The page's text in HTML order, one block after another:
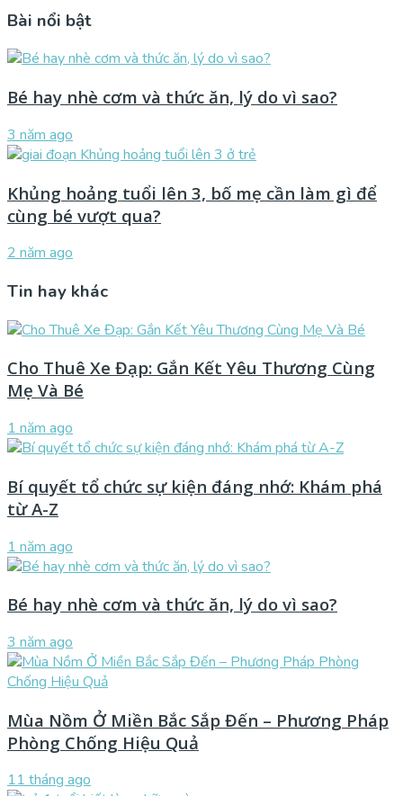
Bài nổi bật
Bé hay nhè cơm và thức ăn, lý do vì sao?
3 năm ago
Khủng hoảng tuổi lên 3, bố mẹ cần làm gì để
cùng bé vượt qua?
2 năm ago
Tin hay khác
Cho Thuê Xe Đạp: Gắn Kết Yêu Thương Cùng
Mẹ Và Bé
1 năm ago
Bí quyết tổ chức sự kiện đáng nhớ: Khám phá
từ A-Z
1 năm ago
Bé hay nhè cơm và thức ăn, lý do vì sao?
3 năm ago
Mùa Nồm Ở Miền Bắc Sắp Đến – Phương Pháp
Phòng Chống Hiệu Quả
11 tháng ago